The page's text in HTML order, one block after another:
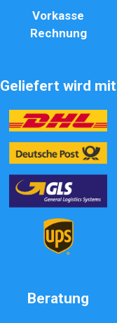
Vorkasse
Rechnung
Geliefert wird mit
Beratung